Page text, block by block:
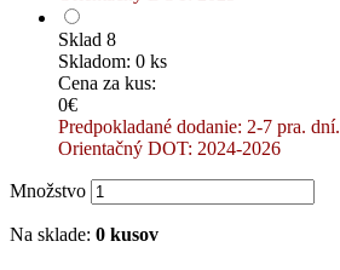
Sklad 8
Skladom: 0 ks
Cena za kus:
0€
Predpokladané dodanie: 2-7 pra. dní.
Orientačný DOT: 2024-2026
Množstvo
Na sklade: 0 kusov